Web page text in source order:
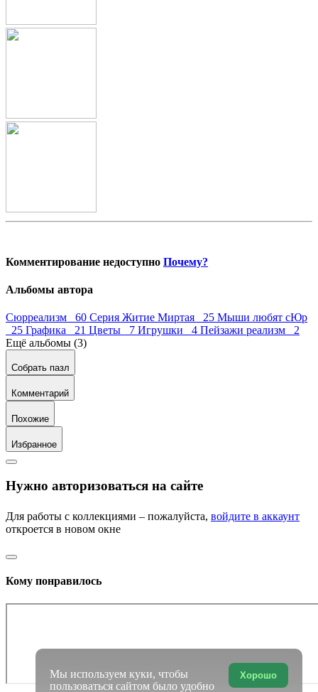
Комментирование недоступно Почему?
Альбомы автора
Сюрреализм 60 Серия Житие Миртая 25 Мыши любят сЮр
25 Графика 21 Цветы 7 Игрушки 4 Пейзажи реализм 2
Ещё альбомы (3)
Собрать пазл
Комментарий
Похожие
Избранное
Нужно авторизоваться на сайте
Для работы с коллекциями – пожалуйста, войдите в аккаунт
откроется в новом окне
Кому понравилось
Хорошо
Мы используем куки, чтобы
пользоваться сайтом было удобно